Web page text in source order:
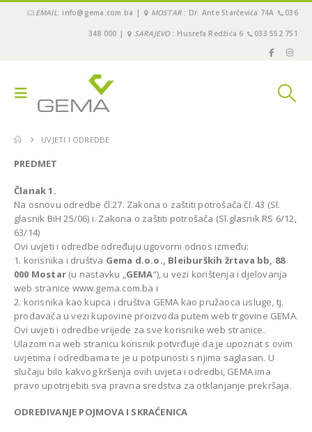
EMAIL: info@gema.com.ba | MOSTAR : Dr. Ante Starčevića 74A 036
348 000 | SARAJEVO: Husrefa Redžića 6 033 552 751
UVJETI I ODREDBE
PREDMET
Članak 1.
Na osnovu odredbe čl.27. Zakona o zaštiti potrošača čl. 43 (Sl.
glasnik BiH 25/06) i. Zakona o zaštiti potrošača (Sl.glasnik RS 6/12,
63/14)
Ovi uvjeti i odredbe određuju ugovorni odnos između:
1. korisnika i društva Gema d.o.o., Bleiburških žrtava bb, 88
000 Mostar (u nastavku „GEMA“), u vezi korištenja i djelovanja
web stranice www.gema.com.ba i
2. korisnika kao kupca i društva GEMA kao pružaoca usluge, tj.
prodavača u vezi kupovine proizvoda putem web trgovine GEMA.
Ovi uvjeti i odredbe vrijede za sve korisnike web stranice.
Ulazom na web stranicu korisnik potvrđuje da je upoznat s ovim
uvjetima i odredbama te je u potpunosti s njima saglasan. U
slučaju bilo kakvog kršenja ovih uvjeta i odredbi, GEMA ima
pravo upotrijebiti sva pravna sredstva za otklanjanje prekršaja.
ODREĐIVANJE POJMOVA I SKRAĆENICA